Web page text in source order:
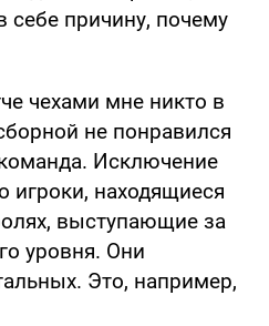
причину, почему
чехами мне никто в
не понравился
Исключение
игроки, находящиеся
выступающие за
уровня. Они
Это, например,